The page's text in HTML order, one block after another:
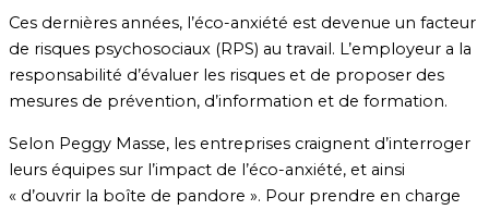
Ces dernières années, l’éco-anxiété est devenue un facteur
de risques psychosociaux (RPS) au travail. L’employeur a la
responsabilité d’évaluer les risques et de proposer des
mesures de prévention, d’information et de formation.
Selon Peggy Masse, les entreprises craignent d’interroger
leurs équipes sur l’impact de l’éco-anxiété, et ainsi
« d’ouvrir la boîte de pandore ». Pour prendre en charge